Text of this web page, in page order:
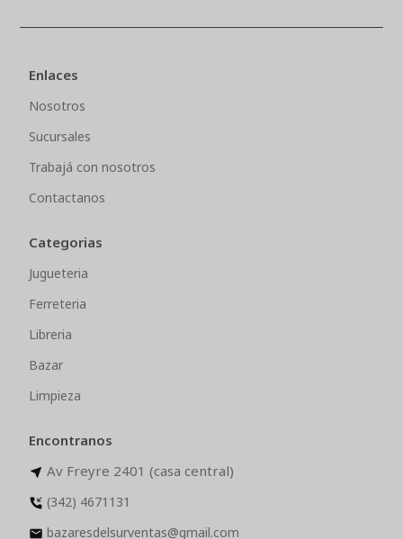
Enlaces
Nosotros
Sucursales
Trabajá con nosotros
Contactanos
Categorias
Jugueteria
Ferreteria
Libreria
Bazar
Limpieza
Encontranos
Av Freyre 2401 (casa central)
(342) 4671131
bazaresdelsurventas@gmail.com